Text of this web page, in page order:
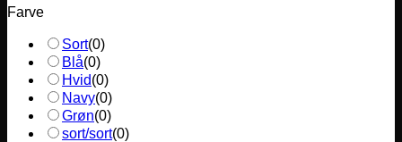
Farve
Sort(0)
Blå(0)
Hvid(0)
Navy(0)
Grøn(0)
sort/sort(0)